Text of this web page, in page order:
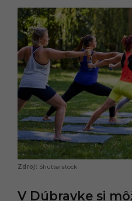
Shutterstock
V Dúbravke si